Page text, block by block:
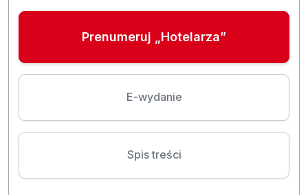
Prenumeruj „Hotelarza”
E-wydanie
Spis treści